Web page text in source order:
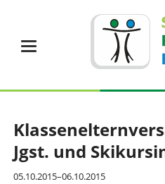
Jgst. und
05.10.2015–06.10.2015